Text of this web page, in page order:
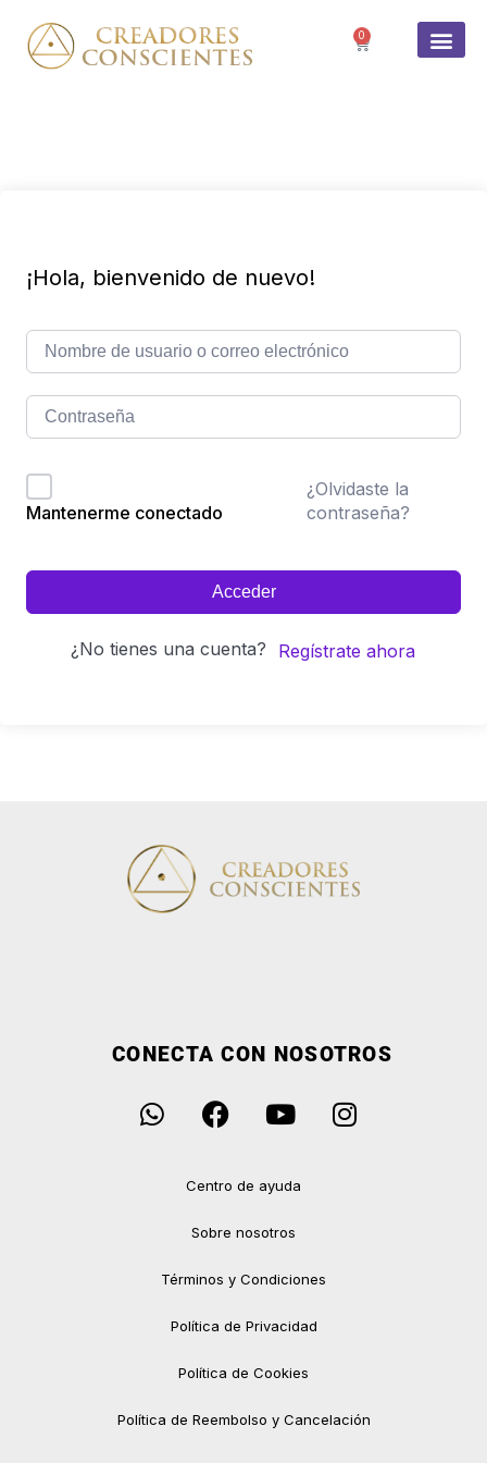
0
¡Hola, bienvenido de nuevo!
Mantenerme conectado
¿Olvidaste la
contraseña?
Acceder
¿No tienes una cuenta? Regístrate ahora
CONECTA CON NOSOTROS
Centro de ayuda
Sobre nosotros
Términos y Condiciones
Política de Privacidad
Política de Cookies
Política de Reembolso y Cancelación